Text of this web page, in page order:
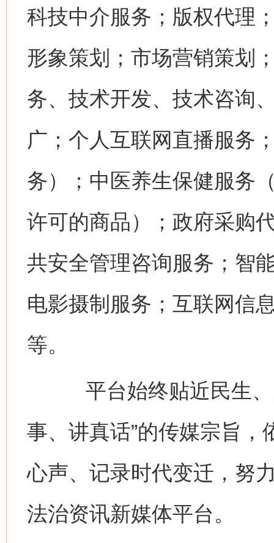
科技中介服务；版权代理
形象策划；市场营销策划
务、技术开发、技术咨询
广；个人互联网直播服务
务）；中医养生保健服务
许可的商品）；政府采购
共安全管理咨询服务；智
电影摄制服务；互联网信
等。
平台始终贴近民生、
事、讲真话”的传媒宗旨
心声、记录时代变迁，努
法治资讯新媒体平台。